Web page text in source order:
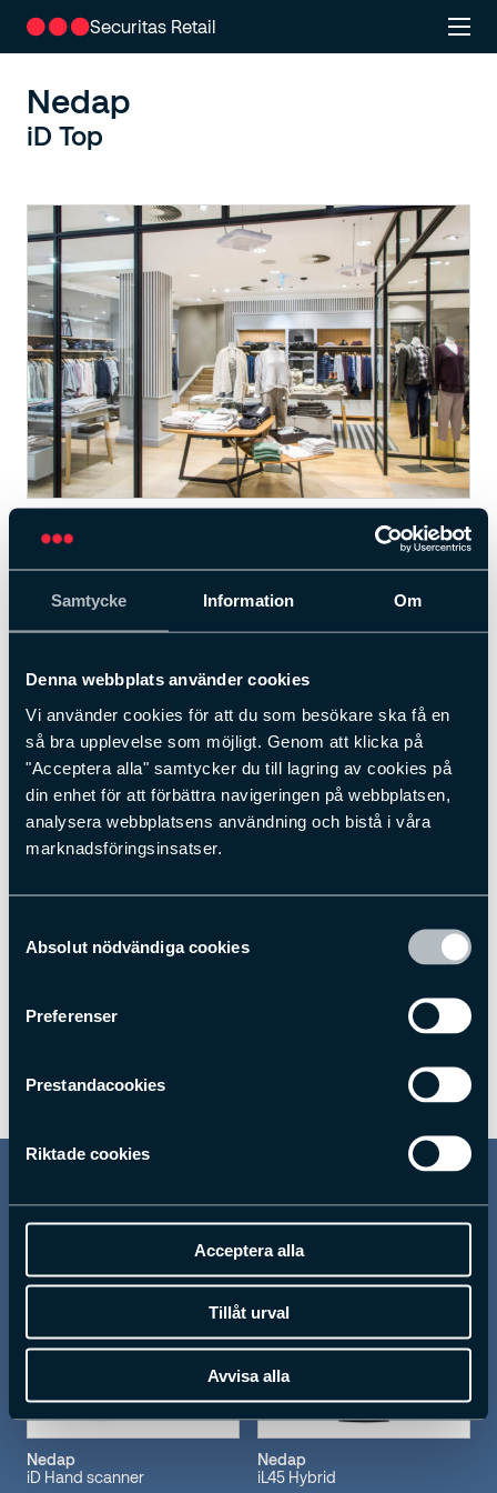
Samtycke Information Om
Denna webbplats använder cookies
Vi använder cookies för att du som besökare ska få en
så bra upplevelse som möjligt. Genom att klicka på
"Acceptera alla" samtycker du till lagring av cookies på
din enhet för att förbättra navigeringen på webbplatsen,
analysera webbplatsens användning och bistå i våra
marknadsföringsinsatser.
Absolut nödvändiga cookies
Preferenser
Prestandacookies
Riktade cookies
Acceptera alla
Tillåt urval
Avvisa alla
Securitas Retail
Nedap
iD Top
iD Top är en takmonterad RFID-antenn
med en smäcker design som passar
öppen entré.
Den kan användas som ett RFID-baserat varularm eller
kopplat till en databas för ett mer komplett varularms- och
inventeringssystem. För större entréer kan fler iD Tops
installeras på rad för att täcka en större bredd. Denna
produkt innehåller avancerad teknologi som gör att den
kan integreras i butikens nätverk, uppdateras via
fjärruppkoppling och dess data synliggöras via web och
Nedap
iD Hand scanner
Nedap
iL45 Hybrid